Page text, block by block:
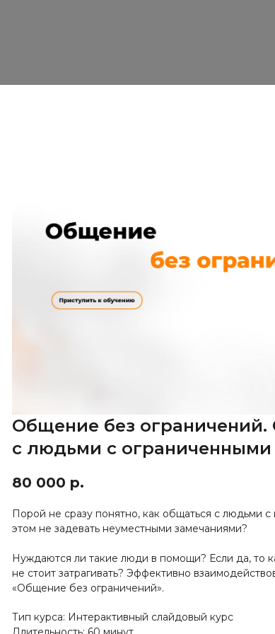
Общение без
с людьми с
80 000 р.
Порой не сразу понятно, как общаться с людьми
этом не задевать неуместными замечаниями?
Нуждаются ли такие люди в помощи? Если да, то
не стоит затрагивать? Эффективно
«Общение без ограничений».
Тип курса: Интерактивный слайдовый курс